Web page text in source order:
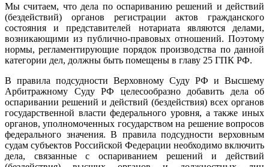
Мы считаем, что дела по оспариванию решений и действий
(бездействий) органов регистрации актов гражданского
состояния и представителей нотариата являются делами,
возникающими из публично-правовых отношений. Поэтому
нормы, регламентирующие порядок производства по данной
категории дел, должны быть помещены в главу 25 ГПК РФ.
В правила подсудности Верховному Суду РФ и Высшему
Арбитражному Суду РФ целесообразно добавить дела об
оспаривании решений и действий (бездействия) всех органов
государственной власти федерального уровня, а также иных
органов, уполномоченных государством на решение вопросов
федерального значения. В правила подсудности верховным
судам субъектов Российской Федерации необходимо включить
дела, связанные с оспариванием решений и действий